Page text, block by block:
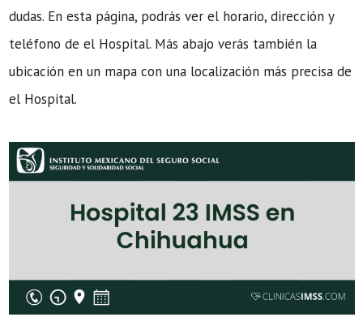
dudas. En esta página, podrás ver el horario, dirección y
teléfono de el Hospital. Más abajo verás también la
ubicación en un mapa con una localización más precisa de
el Hospital.